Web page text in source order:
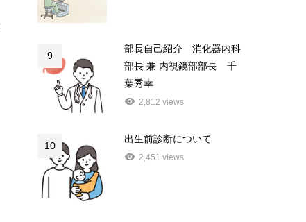
9
部長自己紹介 消化器内科
部長 兼 内視鏡部部長 千
葉秀幸
2,812 views
10
出生前診断について
2,451 views